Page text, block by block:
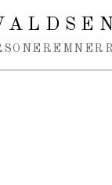
EMNER